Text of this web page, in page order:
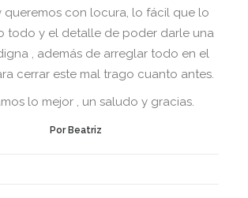
queremos con locura, lo fácil que lo
todo y el detalle de poder darle una
, además de arreglar todo en el
cerrar este mal trago cuanto antes.
lo mejor , un saludo y gracias.
Por Beatriz